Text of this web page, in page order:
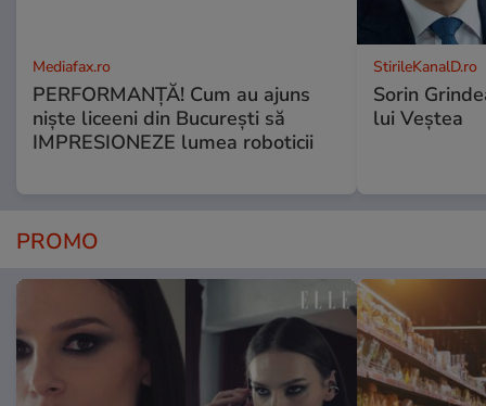
Mediafax.ro
PERFORMANȚĂ! Cum au ajuns
niște liceeni din București să
IMPRESIONEZE lumea roboticii
StirileKanalD.ro
Sorin
lui Veștea
PROMO